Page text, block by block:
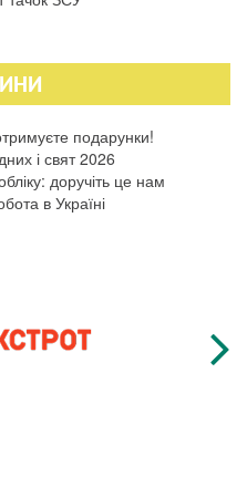
подарунки!
і свят 2026
доручіть це нам
в Україні